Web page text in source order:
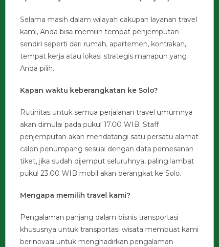
Selama masih dalam wilayah cakupan layanan travel
kami, Anda bisa memilih tempat penjemputan
sendiri seperti dari rumah, apartemen, kontrakan,
tempat kerja atau lokasi strategis manapun yang
Anda pilih.
Kapan waktu keberangkatan ke Solo?
Rutinitas untuk semua perjalanan travel umumnya
akan dimulai pada pukul 17.00 WIB. Staff
penjemputan akan mendatangi satu persatu alamat
calon penumpang sesuai dengan data pemesanan
tiket, jika sudah dijemput seluruhnya, paling lambat
pukul 23.00 WIB mobil akan berangkat ke Solo.
Mengapa memilih travel kami?
Pengalaman panjang dalam bisnis transportasi
khususnya untuk transportasi wisata membuat kami
berinovasi untuk menghadirkan pengalaman